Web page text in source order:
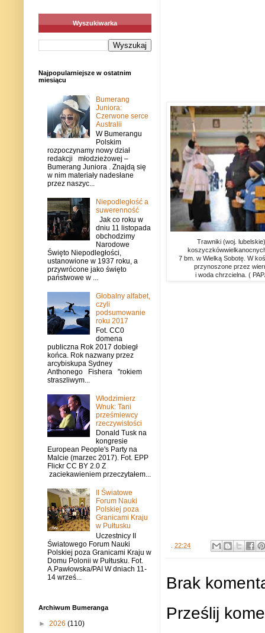
Trawniki (woj.
7 bm. w Wielką Sobotę. W
przynoszone przez
i woda chrzcielna. (
22:24
Brak
Prześlij
Wyszukiwarka
Najpopularniejsze w ostatnim
miesiącu
Bumerang
Juniora:
Czerwone serce
Australii
W Bumerangu
Polskim
rozpoczynamy nowy dział
redakcji młodzieżowej –
Bumerang Juniora . Znajdą się
w nim materiały nadesłane
przez naszyc...
Niepodległość a
suwerenność
Jak co roku w
dniu 11 listopada
obchodzimy
Narodowe
Święto Niepodległości,
ustanowione w 1937 roku, a
przywrócone jako święto
państwowe w ...
Globalny alfabet,
czyli
podsumowanie
roku 2017
Fot. CC0
domena
publiczna Rok 2017 dobiegł
końca. Rok nazwany przez
arcybiskupa Sydney
Anthonego Fishera "rokiem
straszliwym...
Włodzimierz
Wnuk: Tani
prześmiewcy
rzeczywistości
Donald Tusk na
kongresie
European People's Party na
Malcie (marzec 2017). Fot. EPP
Flickr CC BY 2.0 Z
zaciekawieniem przeczytałem...
II Światowe
Forum Nauki
Polskiej poza
Granicami Kraju
w Pułtusku
Uczestnicy II
Światowego Forum Nauki
Polskiej poza Granicami Kraju w
Domu Polonii w Pułtusku. Fot.
A.Pawłowska/PAI W dniach 11-
14 wrześ...
Archiwum Bumeranga
► 2026 (110)